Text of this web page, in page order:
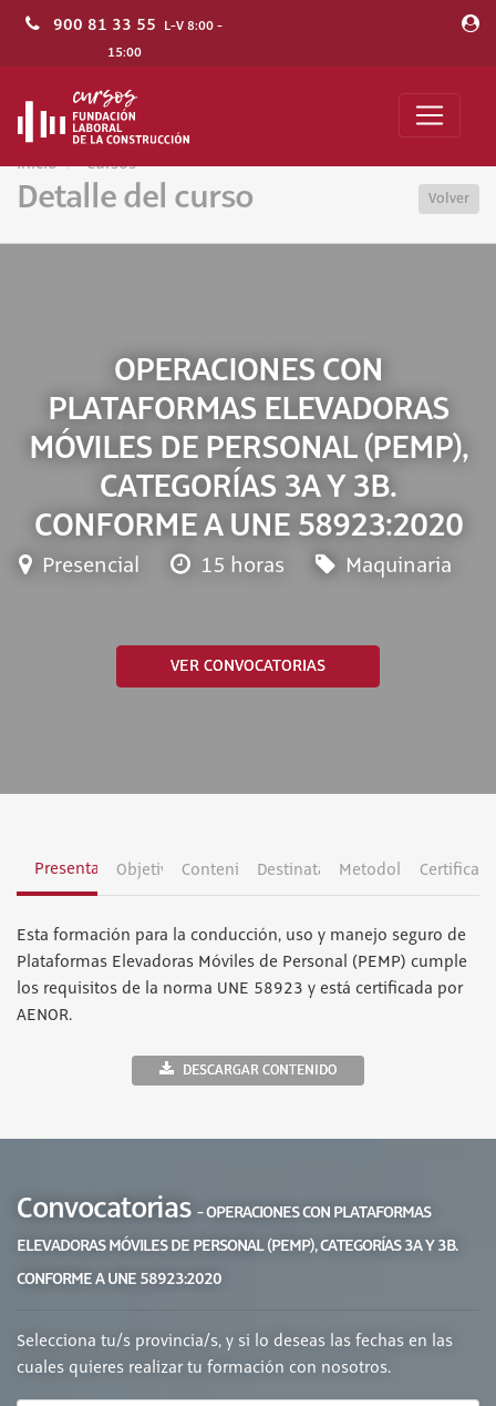
900 81 33 55 L-V 8:00 -
15:00
Inicio Cursos
Detalle del curso Volver
OPERACIONES CON
PLATAFORMAS ELEVADORAS
MÓVILES DE PERSONAL (PEMP),
CATEGORÍAS 3A Y 3B.
CONFORME A UNE 58923:2020
Presencial 15 horas Maquinaria
VER CONVOCATORIAS
PresentaciónObjetivosContenidosDestinatariosMetodología
Esta formación para la conducción, uso y manejo seguro de
Plataformas Elevadoras Móviles de Personal (PEMP) cumple
los requisitos de la norma UNE 58923 y está certificada por
AENOR.
DESCARGAR CONTENIDO
Convocatorias - OPERACIONES CON PLATAFORMAS
ELEVADORAS MÓVILES DE PERSONAL (PEMP), CATEGORÍAS 3A Y 3B.
CONFORME A UNE 58923:2020
Selecciona tu/s provincia/s, y si lo deseas las fechas en las
cuales quieres realizar tu formación con nosotros.